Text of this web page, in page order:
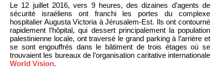
Le 12 juillet 2016, vers 9 heures, des dizaines d’agents de
sécurité israéliens ont franchi les portes du complexe
hospitalier Augusta Victoria à Jérusalem-Est. Ils ont contourné
rapidement l’hôpital, qui dessert principalement la population
palestinienne locale, ont traversé le grand parking à l’arrière et
se sont engouffrés dans le bâtiment de trois étages où se
trouvaient les bureaux de l’organisation caritative internationale
World Vision.